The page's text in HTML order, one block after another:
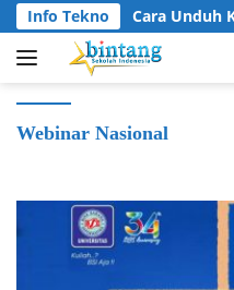
Langsung
ke
konten
Info Tekno Cara Unduh
Webinar Nasional